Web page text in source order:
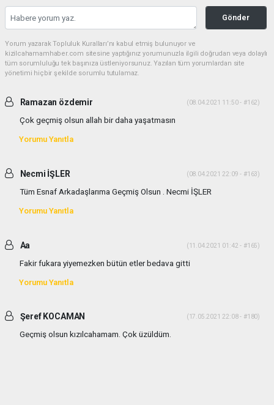
Gönder
Yorum yazarak Topluluk Kuralları’nı kabul etmiş bulunuyor ve
kizilcahamamhaber.com sitesine yaptığınız yorumunuzla ilgili doğrudan veya dolaylı
tüm sorumluluğu tek başınıza üstleniyorsunuz. Yazılan tüm yorumlardan site
yönetimi hiçbir şekilde sorumlu tutulamaz.
Ramazan özdemir (08.04.2021 11:50 - #162)
Çok geçmiş olsun allah bir daha yaşatmasın
Yorumu Yanıtla
Necmi İŞLER (08.04.2021 22:09 - #163)
Tüm Esnaf Arkadaşlarıma Geçmiş Olsun . Necmi İŞLER
Yorumu Yanıtla
Aa (11.04.2021 01:42 - #165)
Fakir fukara yiyemezken bütün etler bedava gitti
Yorumu Yanıtla
Şeref KOCAMAN (17.05.2021 22:08 - #180)
Geçmiş olsun kızılcahamam. Çok üzüldüm.